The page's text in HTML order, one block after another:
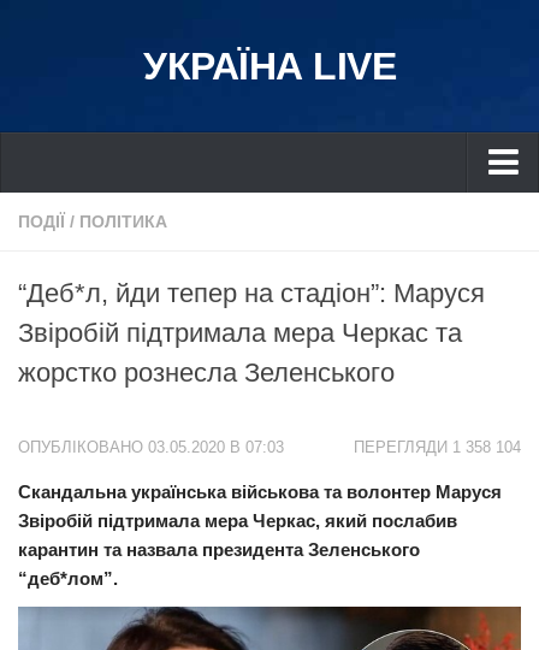
УКРАЇНА LIVE
Україна
Дніпро
Львів
Івано-Франківськ
Донбас
Одеса
Прикарпаття
ПОДІЇ / ПОЛІТИКА
“Деб*л, йди тепер на стадіон”: Маруся
Звіробій підтримала мера Черкас та
жорстко рознесла Зеленського
ПЕРЕГЛЯДИ 1 358 104
ОПУБЛІКОВАНО 03.05.2020 В 07:03
Скандальна українська військова та волонтер Маруся
Звіробій підтримала мера Черкас, який послабив
карантин та назвала президента Зеленського
“деб*лом”.